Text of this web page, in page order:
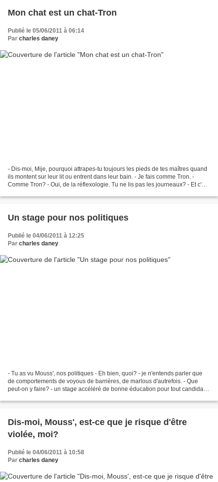
Mon chat est un chat-Tron
Publié le 05/06/2011 à 06:14
Par charles daney
- Dis-moi, Mije, pourquoi attrapes-tu toujours les pieds de tes maîtres quand
ils montent sur leur lit ou entrent dans leur bain. - Je fais comme Tron. -
Comme Tron? - Oui, de la réflexologie. Tu ne lis pas les journeaux? - Et c'est
Un stage pour nos politiques
Publié le 04/06/2011 à 12:25
Par charles daney
- Tu as vu Mouss', nos politiques - Eh bien, quoi? - je n'entends parler que
de comportements de voyous de barrières, de marlous d'autrefois. - Que
peut-on y faire? - un stage accéléré de bonne éducation pour tout candidat à
Dis-moi, Mouss', est-ce que je risque d'être
violée, moi?
Publié le 04/06/2011 à 10:58
Par charles daney